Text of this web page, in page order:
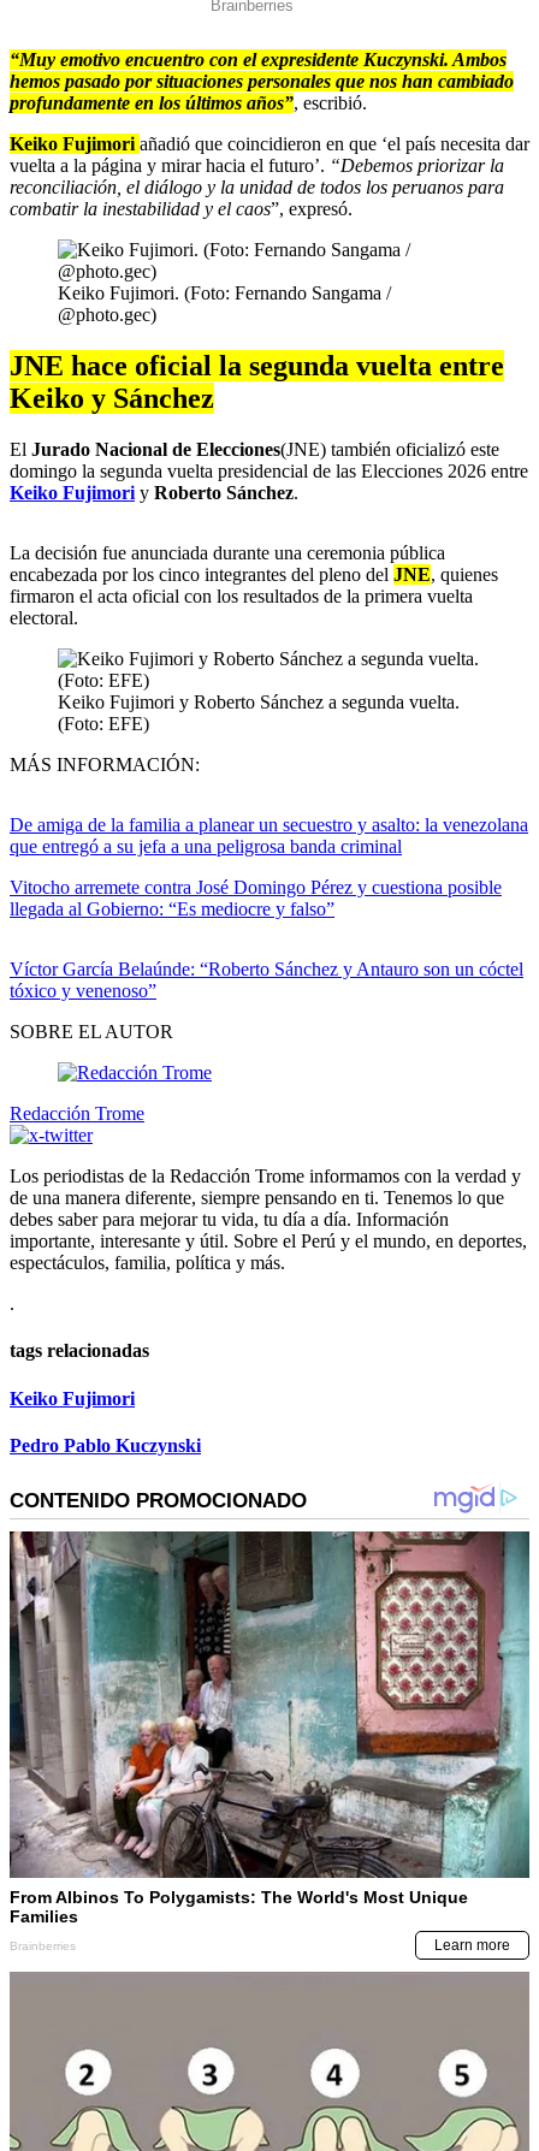
“Muy emotivo encuentro con el expresidente Kuczynski. Ambos
hemos pasado por situaciones personales que nos han cambiado
profundamente en los últimos años”, escribió.
Keiko Fujimori añadió que coincidieron en que ‘el país necesita dar
vuelta a la página y mirar hacia el futuro’. “Debemos priorizar la
reconciliación, el diálogo y la unidad de todos los peruanos para
combatir la inestabilidad y el caos”, expresó.
Keiko Fujimori. (Foto: Fernando Sangama /
@photo.gec)
JNE hace oficial la segunda vuelta entre
Keiko y Sánchez
El Jurado Nacional de Elecciones(JNE) también oficializó este
domingo la segunda vuelta presidencial de las Elecciones 2026 entre
Keiko Fujimori y Roberto Sánchez.
La decisión fue anunciada durante una ceremonia pública
encabezada por los cinco integrantes del pleno del JNE, quienes
firmaron el acta oficial con los resultados de la primera vuelta
electoral.
Keiko Fujimori y Roberto Sánchez a segunda vuelta.
(Foto: EFE)
MÁS INFORMACIÓN:
De amiga de la familia a planear un secuestro y asalto: la venezolana
que entregó a su jefa a una peligrosa banda criminal
Vitocho arremete contra José Domingo Pérez y cuestiona posible
llegada al Gobierno: “Es mediocre y falso”
Víctor García Belaúnde: “Roberto Sánchez y Antauro son un cóctel
tóxico y venenoso”
SOBRE EL AUTOR
Redacción Trome
Los periodistas de la Redacción Trome informamos con la verdad y
de una manera diferente, siempre pensando en ti. Tenemos lo que
debes saber para mejorar tu vida, tu día a día. Información
importante, interesante y útil. Sobre el Perú y el mundo, en deportes,
espectáculos, familia, política y más.
.
tags relacionadas
Keiko Fujimori
Pedro Pablo Kuczynski